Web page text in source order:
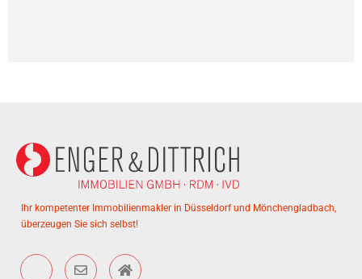
Ihr kompetenter Immobilienmakler in Düsseldorf und Mönchengladbach,
überzeugen Sie sich selbst!